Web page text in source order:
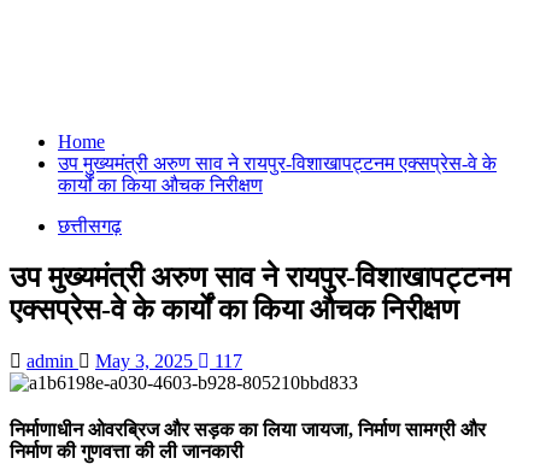
Home
उप मुख्यमंत्री अरुण साव ने रायपुर-विशाखापट्टनम एक्सप्रेस-वे के
कार्यों का किया औचक निरीक्षण
छत्तीसगढ़
उप मुख्यमंत्री अरुण साव ने रायपुर-विशाखापट्टनम
एक्सप्रेस-वे के कार्यों का किया औचक निरीक्षण
admin May 3, 2025 117
निर्माणाधीन ओवरब्रिज और सड़क का लिया जायजा, निर्माण सामग्री और
निर्माण की गुणवत्ता की ली जानकारी